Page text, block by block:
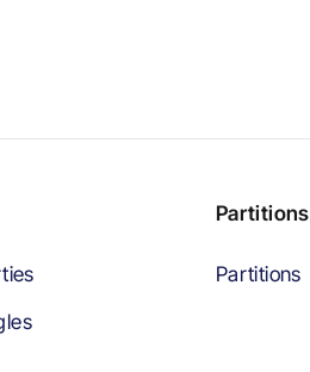
Partitions
Partitions